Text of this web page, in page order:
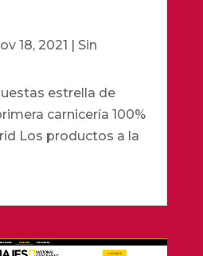
18, 2021
Sin
estrella de
carnicería 100%
Los productos a la